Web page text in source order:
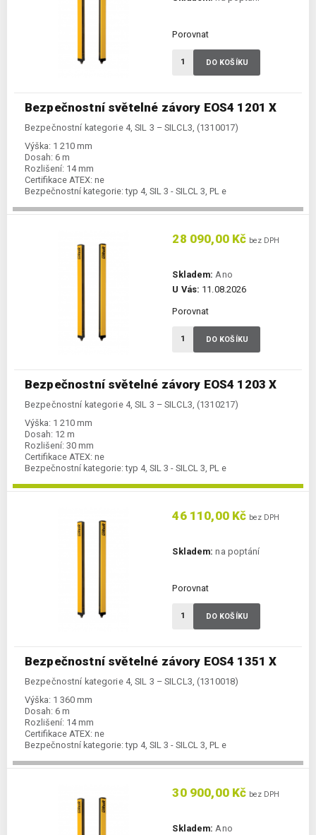
Bezpečnostní světelné závory EOS4 1201 X
Bezpečnostní kategorie 4, SIL 3 – SILCL3, (1310017)
Výška: 1 210 mm
Dosah: 6 m
Rozlišení: 14 mm
Certifikace ATEX: ne
Bezpečnostní kategorie: typ 4, SIL 3 - SILCL 3, PL e
Porovnat
DO KOŠÍKU
Bezpečnostní světelné závory EOS4 1203 X
Bezpečnostní kategorie 4, SIL 3 – SILCL3, (1310217)
Výška: 1 210 mm
Dosah: 12 m
Rozlišení: 30 mm
Certifikace ATEX: ne
Bezpečnostní kategorie: typ 4, SIL 3 - SILCL 3, PL e
28 090,00 Kč bez DPH
Skladem: Ano
U Vás: 11.08.2026
Porovnat
DO KOŠÍKU
Bezpečnostní světelné závory EOS4 1351 X
Bezpečnostní kategorie 4, SIL 3 – SILCL3, (1310018)
Výška: 1 360 mm
Dosah: 6 m
Rozlišení: 14 mm
Certifikace ATEX: ne
Bezpečnostní kategorie: typ 4, SIL 3 - SILCL 3, PL e
46 110,00 Kč bez DPH
Skladem: na poptání
Porovnat
DO KOŠÍKU
30 900,00 Kč bez DPH
Skladem: Ano